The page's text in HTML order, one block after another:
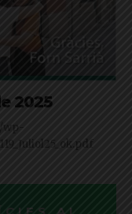
2025
wp-